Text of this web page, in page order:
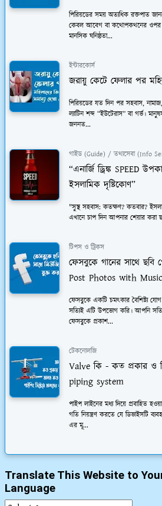
পিরিয়ডের সময় অত্যধিক রক্তপাত
কেবল আবেগ বা কথোপকথনের ওপর
মানসিক ঘনিষ্ঠতা...
ইন্টারকোর্স
জরায়ু কেটে ফেলার পর
পিরিয়ডের যত দিন পর সহবাস,
ল্যাটিন শব্দ “ইউটেরাস” বা গর্ভ।
জননত...
গাইড (Guide) / তথ্যসেবা (Info
“এনার্জি ড্রিঙ্ক SPEED
ইসলামিক দৃষ্টিকোণ”
"সুস্থ সহবাস: কতক্ষণ? কতবার?
এখানে চাপ দিন আপনার শেয়ার করা
টিপস ও ট্রিকস
ফেসবুকে গানের সাথে
Post Photos with Music
ফেসবুকে একটি চমত্কার বৈশিষ্ট্য
সত্যিই এটি উপভোগ করি। আপনি
ফেসবুকে প্রকাশ...
টেকনোলজি
Valve কি - কত প্রকার ও
piping system
পাইপ লাইনের মধ্য দিয়ে প্রবাহিত
গতি নিয়ন্ত্রণ করতে যে ডিভাইসটি
এর মূ...
Translate This Website to
Language